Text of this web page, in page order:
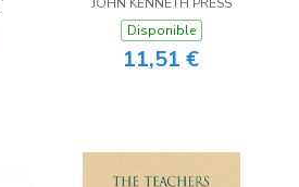
Disponible
11,51 €